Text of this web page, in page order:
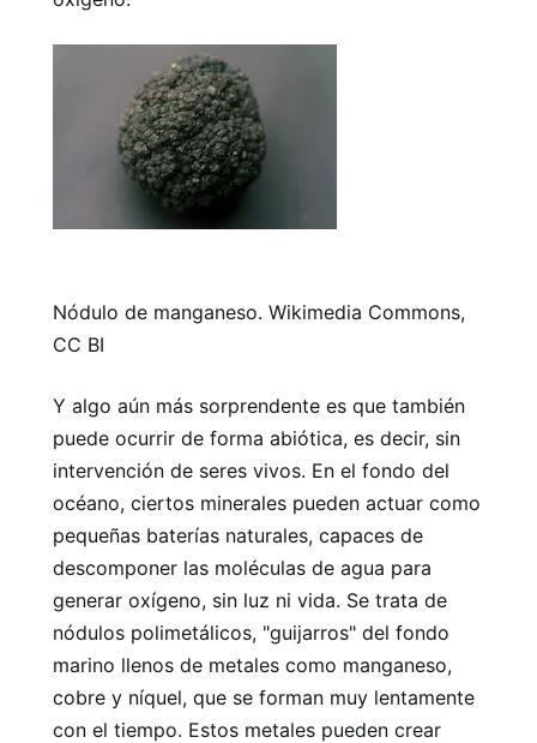
Nódulo de manganeso. Wikimedia Commons,
CC BI
Y algo aún más sorprendente es que también
puede ocurrir de forma abiótica, es decir, sin
intervención de seres vivos. En el fondo del
océano, ciertos minerales pueden actuar como
pequeñas baterías naturales, capaces de
descomponer las moléculas de agua para
generar oxígeno, sin luz ni vida. Se trata de
nódulos polimetálicos, "guijarros" del fondo
marino llenos de metales como manganeso,
cobre y níquel, que se forman muy lentamente
con el tiempo. Estos metales pueden crear